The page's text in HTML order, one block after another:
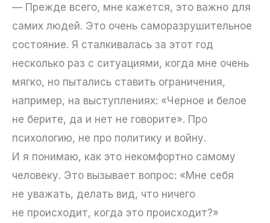
— Прежде всего, мне кажется, это важно для
самих людей. Это очень саморазрушительное
состояние. Я сталкивалась за этот год
несколько раз с ситуациями, когда мне очень
мягко, но пытались ставить ограничения,
например, на выступлениях: «Черное и белое
не берите, да и нет не говорите». Про
психологию, не про политику и войну.
И я понимаю, как это некомфортно самому
человеку. Это вызывает вопрос: «Мне себя
не уважать, делать вид, что ничего
не происходит, когда это происходит?»